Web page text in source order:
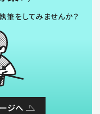
筆をしてみませんか？
ジへ